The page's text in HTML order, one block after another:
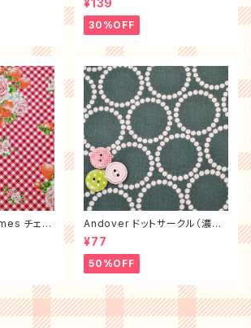
¥139
30%OFF
チェッ
Andover ドットサークル（濃グ
リーン）
¥77
50%OFF